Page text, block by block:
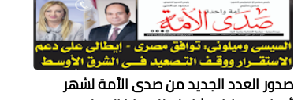
صدور العدد الجديد من صدى الأمة لشهر